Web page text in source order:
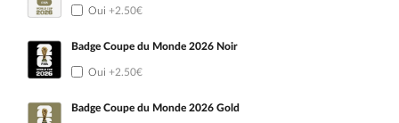
Oui +2.50€
Badge Coupe du Monde 2026 Noir
Oui +2.50€
Badge Coupe du Monde 2026 Gold